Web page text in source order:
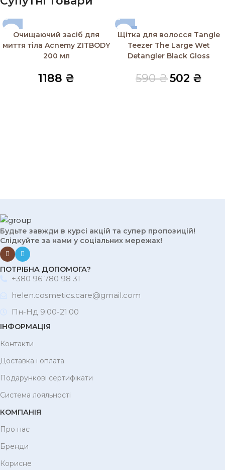
Очищаючий засіб для
миття тіла Acnemy ZITBODY
200 мл
1188 ₴
-15%
SOLD OUT
Щітка для волосся Tangle
Teezer The Large Wet
Detangler Black Gloss
590₴502 ₴
Будьте завжди в курсі акцій та супер пропозицій!
Слідкуйте за нами у соціальних мережах!
ПОТРІБНА ДОПОМОГА?
+380 96 780 98 31
helen.cosmetics.care@gmail.com
Пн-Нд 9:00-21:00
ІНФОРМАЦІЯ
Контакти
Доставка і оплата
Подарункові сертифікати
Система лояльності
КОМПАНІЯ
Про нас
Бренди
Корисне